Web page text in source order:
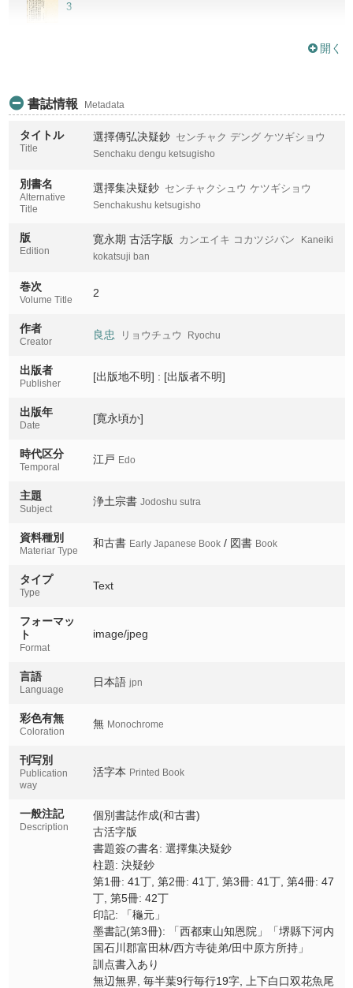
3
5
開く
書誌情報 Metadata
タイトル
Title
選擇傳弘决疑鈔
センチャク デング ケツギショウ
Senchaku dengu ketsugisho
別書名
Alternative
Title
選擇集决疑鈔
センチャクシュウ ケツギショウ
Senchakushu ketsugisho
版
Edition
寛永期 古活字版 カンエイキ コカツジバン
Kaneiki
kokatsuji ban
巻次
Volume Title
2
作者
Creator
良忠 リョウチュウ Ryochu
出版者
Publisher
[出版地不明] : [出版者不明]
出版年
Date
[寛永頃か]
時代区分
Temporal
江戸 Edo
主題
Subject
浄土宗書 Jodoshu sutra
資料種別
Materiar Type
和古書 Early Japanese Book/ 図書 Book
タイプ
Type
Text
フォーマッ
ト
Format
image/jpeg
言語
Language
日本語 jpn
彩色有無
Coloration
無 Monochrome
刊写別
Publication
way
活字本 Printed Book
一般注記
Description
個別書誌作成(和古書)
古活字版
書題簽の書名: 選擇集决疑鈔
柱題: 決疑鈔
第1冊: 41丁, 第2冊: 41丁, 第3冊: 41丁, 第4冊: 47
丁, 第5冊: 42丁
印記: 「龝元」
墨書記(第3冊): 「西都東山知恩院」「堺縣下河内
国石川郡富田林/西方寺徒弟/田中原方所持」
訓点書入あり
無辺無界, 毎半葉9行毎行19字, 上下白口双花魚尾